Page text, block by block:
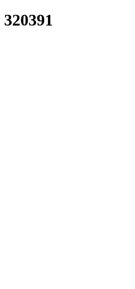
320391